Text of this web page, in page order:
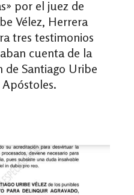
por el juez de
Vélez, Herrera
tres testimonios
cuenta de la
de Santiago Uribe